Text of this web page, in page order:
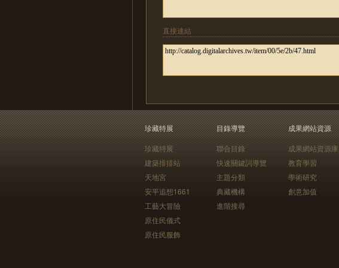
直接連結
珍藏特展
珍藏特展
建築排排站
天地宮
安平追想1661
工藝大冒險
原住民儀式
原住民服飾
目錄導覽
聯合目錄
快速關鍵詞導覽
主題分類
典藏機構
進階搜尋
成果網站資源
成果網站資源庫
教育學習
學術研究
創意加值